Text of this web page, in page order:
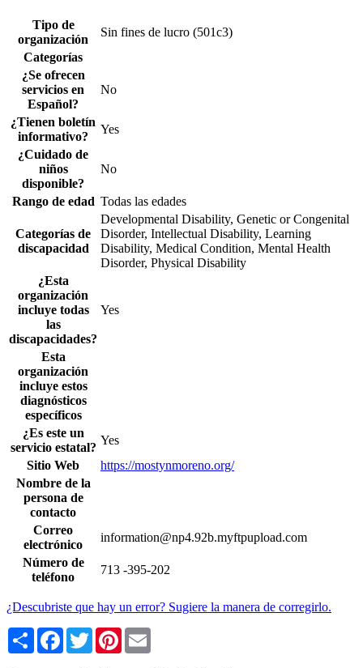
Tipo de
organización
Sin fines de lucro (501c3)
Categorías
¿Se ofrecen
servicios en
Español?
No
¿Tienen boletín
informativo?
Yes
¿Cuidado de
niños
disponible?
No
Rango de edad Todas las edades
Categorías de
discapacidad
Developmental Disability, Genetic or Congenital
Disorder, Intellectual Disability, Learning
Disability, Medical Condition, Mental Health
Disorder, Physical Disability
¿Esta
organización
incluye todas
las
discapacidades?
Yes
Esta
organización
incluye estos
diagnósticos
específicos
¿Es este un
servicio estatal?
Yes
Sitio Web
https://mostynmoreno.org/
Nombre de la
persona de
contacto
Correo
electrónico
information@np4.92b.myftpupload.com
Número de
teléfono
713 -395-202
¿Descubriste que hay un error? Sugiere la manera de corregirlo.
Share Facebook
TwitterPinterest